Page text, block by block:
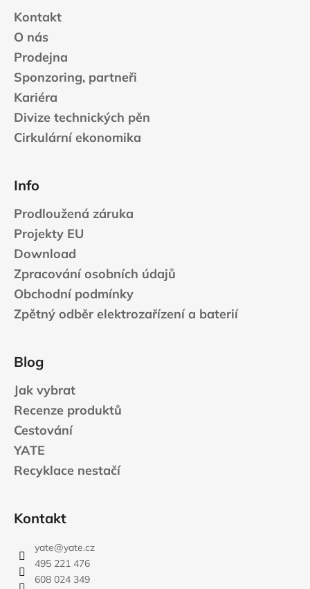
Kontakt
O nás
Prodejna
Sponzoring, partneři
Kariéra
Divize technických pěn
Cirkulární ekonomika
Info
Prodloužená záruka
Projekty EU
Download
Zpracování osobních údajů
Obchodní podmínky
Zpětný odběr elektrozařízení a baterií
Blog
Jak vybrat
Recenze produktů
Cestování
YATE
Recyklace nestačí
Kontakt
yate@yate.cz
495 221 476
608 024 349